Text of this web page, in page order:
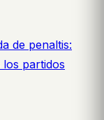
de penaltis:
partidos